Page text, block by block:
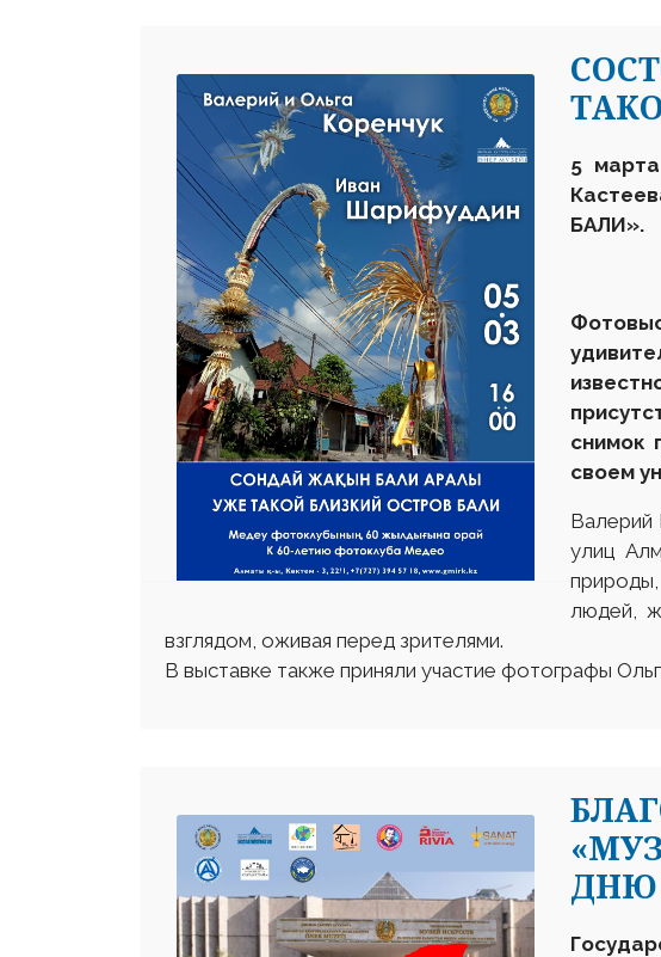
5 марта
БАЛИ».
снимок
своем
Валерий
улиц
людей,
взглядом, оживая перед зрителями.
В выставке также приняли участие фотографы
ДНЮ